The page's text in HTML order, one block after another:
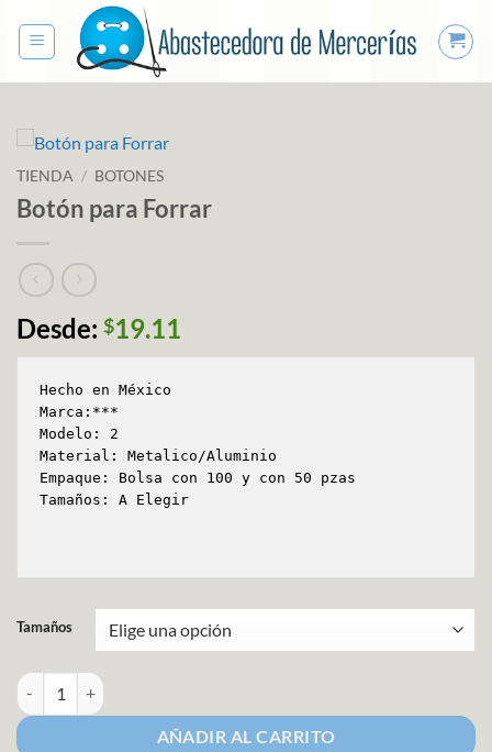
TIENDA / BOTONES
Botón para Forrar
Desde: $19.11
Hecho en México
Marca:***
Modelo: 2
Material: Metalico/Aluminio
Empaque: Bolsa con 100 y con 50 pzas
Tamaños: A Elegir
Tamaños
Botón para Forrar cantidad
AÑADIR AL CARRITO